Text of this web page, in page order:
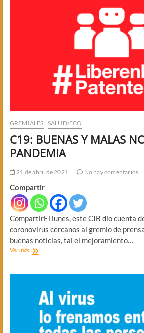
GREMIALES SALUD/ECO
C19: BUENAS Y MALAS
PANDEMIA
21 de abril de 2021 No hay comentarios
Compartir
CompartirEl lunes, este CIB dio cuenta
coronovirus cercanos al gremio de
buenas noticias, tal el mejoramiento…
Ver másC19:
PANDEMIA